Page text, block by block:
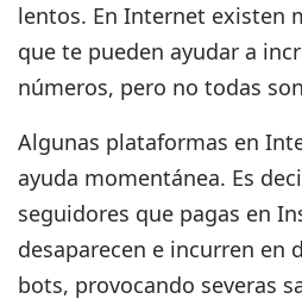
lentos. En Internet existen
que te pueden ayudar a
números, pero no todas
Algunas plataformas en
ayuda momentánea. Es
seguidores que pagas en
desaparecen e incurren en
bots, provocando severas